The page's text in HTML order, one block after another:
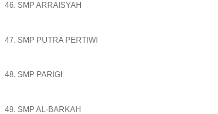
46. SMP ARRAISYAH
47. SMP PUTRA PERTIWI
48. SMP PARIGI
49. SMP AL-BARKAH